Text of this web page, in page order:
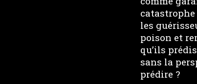
catastrophe
les
poison et
qu’ils
sans la
prédire ?